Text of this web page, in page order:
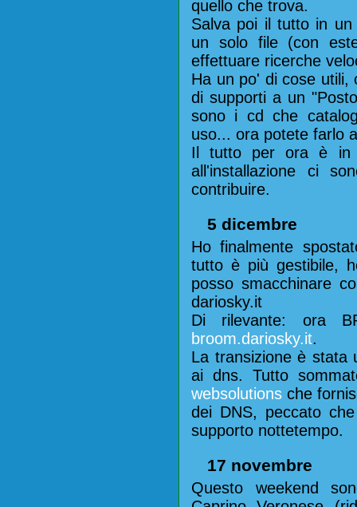
quello che trova.
Salva poi il tutto in
un solo file (con
effettuare ricerche
Ha un po' di cose utili,
di supporti a un
sono i cd che
uso... ora potete farlo
Il tutto per ora è
all'installazione ci
contribuire.
5 dicembre
Ho finalmente
tutto è più gestibile,
posso smacchinare
dariosky.it
Di rilevante: ora
broom.dariosky.it.
La transizione è stata
ai dns. Tutto
websolutions che
dei DNS, peccato
supporto nottetempo.
17 novembre
Questo weekend